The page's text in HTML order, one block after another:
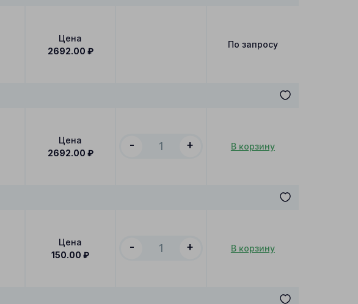
Цена
2692.00 ₽
По запросу
Цена
2692.00 ₽
- + В корзину
Цена
150.00 ₽
- + В корзину